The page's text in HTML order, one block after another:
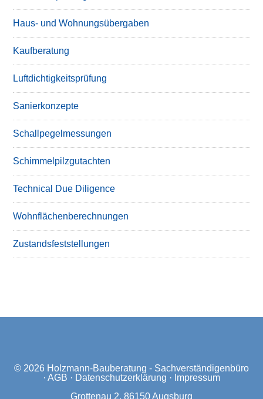
Haus- und Wohnungsübergaben
Kaufberatung
Luftdichtigkeitsprüfung
Sanierkonzepte
Schallpegelmessungen
Schimmelpilzgutachten
Technical Due Diligence
Wohnflächenberechnungen
Zustandsfeststellungen
© 2026 Holzmann-Bauberatung - Sachverständigenbüro
· AGB · Datenschutzerklärung · Impressum
Grottenau 2, 86150 Augsburg